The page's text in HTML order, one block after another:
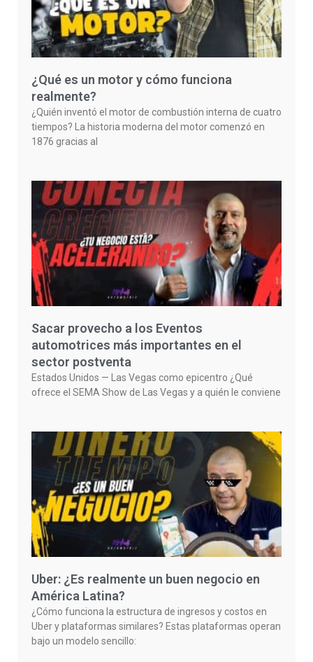
¿Qué es un motor y cómo funciona
realmente?
¿Quién inventó el motor de combustión interna de cuatro
tiempos? La historia moderna del motor comenzó en
1876 gracias al
Sacar provecho a los Eventos
automotrices más importantes en el
sector postventa
Estados Unidos — Las Vegas como epicentro ¿Qué
ofrece el SEMA Show de Las Vegas y a quién le conviene
Uber: ¿Es realmente un buen negocio en
América Latina?
¿Cómo funciona la estructura de ingresos y costos en
Uber y plataformas similares? Estas plataformas operan
bajo un modelo sencillo: